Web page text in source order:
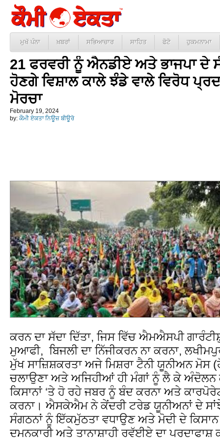
ਮੁਖੱ ਪੰਨਾ ਖ਼ਬਰਾਂ ਸਭਿਆਚਾਰ ਸਾਹਿਤ ਫੋਟੋ ਹੁਕਮਨਾਮਾ
21 ਫਰਵਰੀ ਨੂੰ ਐਨਡੀਏ ਅਤੇ ਭਾਜਪਾ ਦੇ
ਹੋਣਗੇ ਵਿਸ਼ਾਲ ਕਾਲੇ ਝੰਡੇ ਵਾਲੇ ਵਿਰੋਧ
ਮੋਰਚਾ
February 19, 2024
by: ਕੌਮੀ ਏਕਤਾ ਨਿਊਜ਼ ਬੀਊਰੋ
ਕਰਨ ਦਾ ਸੱਦਾ ਦਿੱਤਾ, ਜਿਸ ਵਿੱਚ ਐਮਐਸਪੀ
ਮੁਆਫੀ, ਬਿਜਲੀ ਦਾ ਨਿੱਜੀਕਰਨ ਨਾ ਕਰਨਾ,
ਮੁੱਖ ਸਾਜ਼ਿਸ਼ਕਰਤਾ ਅਜੇ ਮਿਸ਼ਰਾ ਟੈਨੀ ਯੂਨੀਅਨ ਮੋਸ
ਚਲਾਉਣਾ ਅਤੇ ਅਜਿਹੀਆਂ ਹੀ ਮੰਗਾਂ ਨੂੰ ਲੈ ਕੇ ਅੰਦੋਲਨ
ਕਿਸਾਨਾਂ ‘ਤੇ ਹੋ ਰਹੇ ਜਬਰ ਨੂੰ ਬੰਦ ਕਰਨਾ ਅਤੇ
ਕਰਨਾ। ਐਸਕੇਐਮ ਨੇ ਕੇਂਦਰੀ ਟਰੇਡ ਯੂਨੀਅਨਾਂ ਦੇ
ਸੰਗਠਨਾਂ ਨੂੰ ਇੱਕਮੁੱਠਤਾ ਵਧਾਉਣ ਅਤੇ ਮੋਦੀ ਦੇ ਕਿਸਾਨ
ਦਮਨਕਾਰੀ ਅਤੇ ਤਾਨਾਸ਼ਾਹੀ ਰਵੱਈਏ ਦਾ ਪਰਦਾਫਾਸ਼